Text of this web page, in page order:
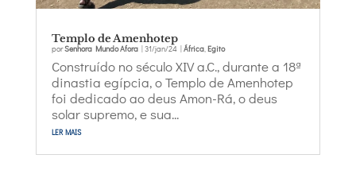
Templo de Amenhotep
porSenhora Mundo Afora| 31/jan/24| África, Egito
Construído no século XIV a.C., durante a 18ª
dinastia egípcia, o Templo de Amenhotep
foi dedicado ao deus Amon-Rá, o deus
solar supremo, e sua...
ler mais